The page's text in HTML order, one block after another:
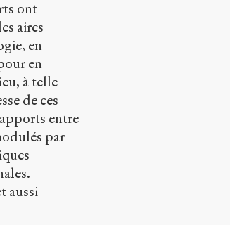
ont
aires
en
en
à telle
de ces
entre
par
aussi